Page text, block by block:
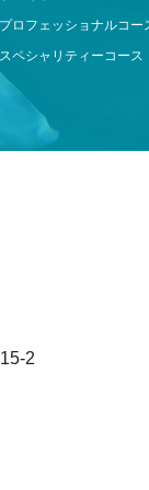
プロフェッショナルコー
スペシャリティーコース
2